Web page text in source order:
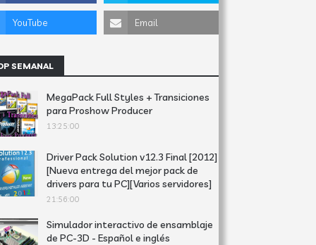
SEMANAL
MegaPack Full Styles + Transiciones
para Proshow Producer
13:25:00
Driver Pack Solution v12.3 Final [2012]
[Nueva entrega del mejor pack de
drivers para tu PC][Varios servidores]
21:56:00
Simulador interactivo de ensamblaje
de PC-3D - Español e inglés